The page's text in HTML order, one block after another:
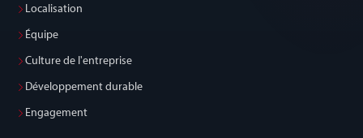
Localisation
Équipe
Culture de l'entreprise
Développement durable
Engagement